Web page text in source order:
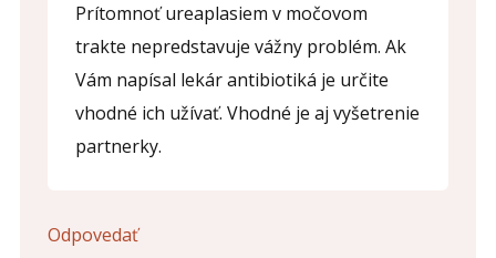
Prítomnoť ureaplasiem v močovom
trakte nepredstavuje vážny problém. Ak
Vám napísal lekár antibiotiká je určite
vhodné ich užívať. Vhodné je aj vyšetrenie
partnerky.
Odpovedať